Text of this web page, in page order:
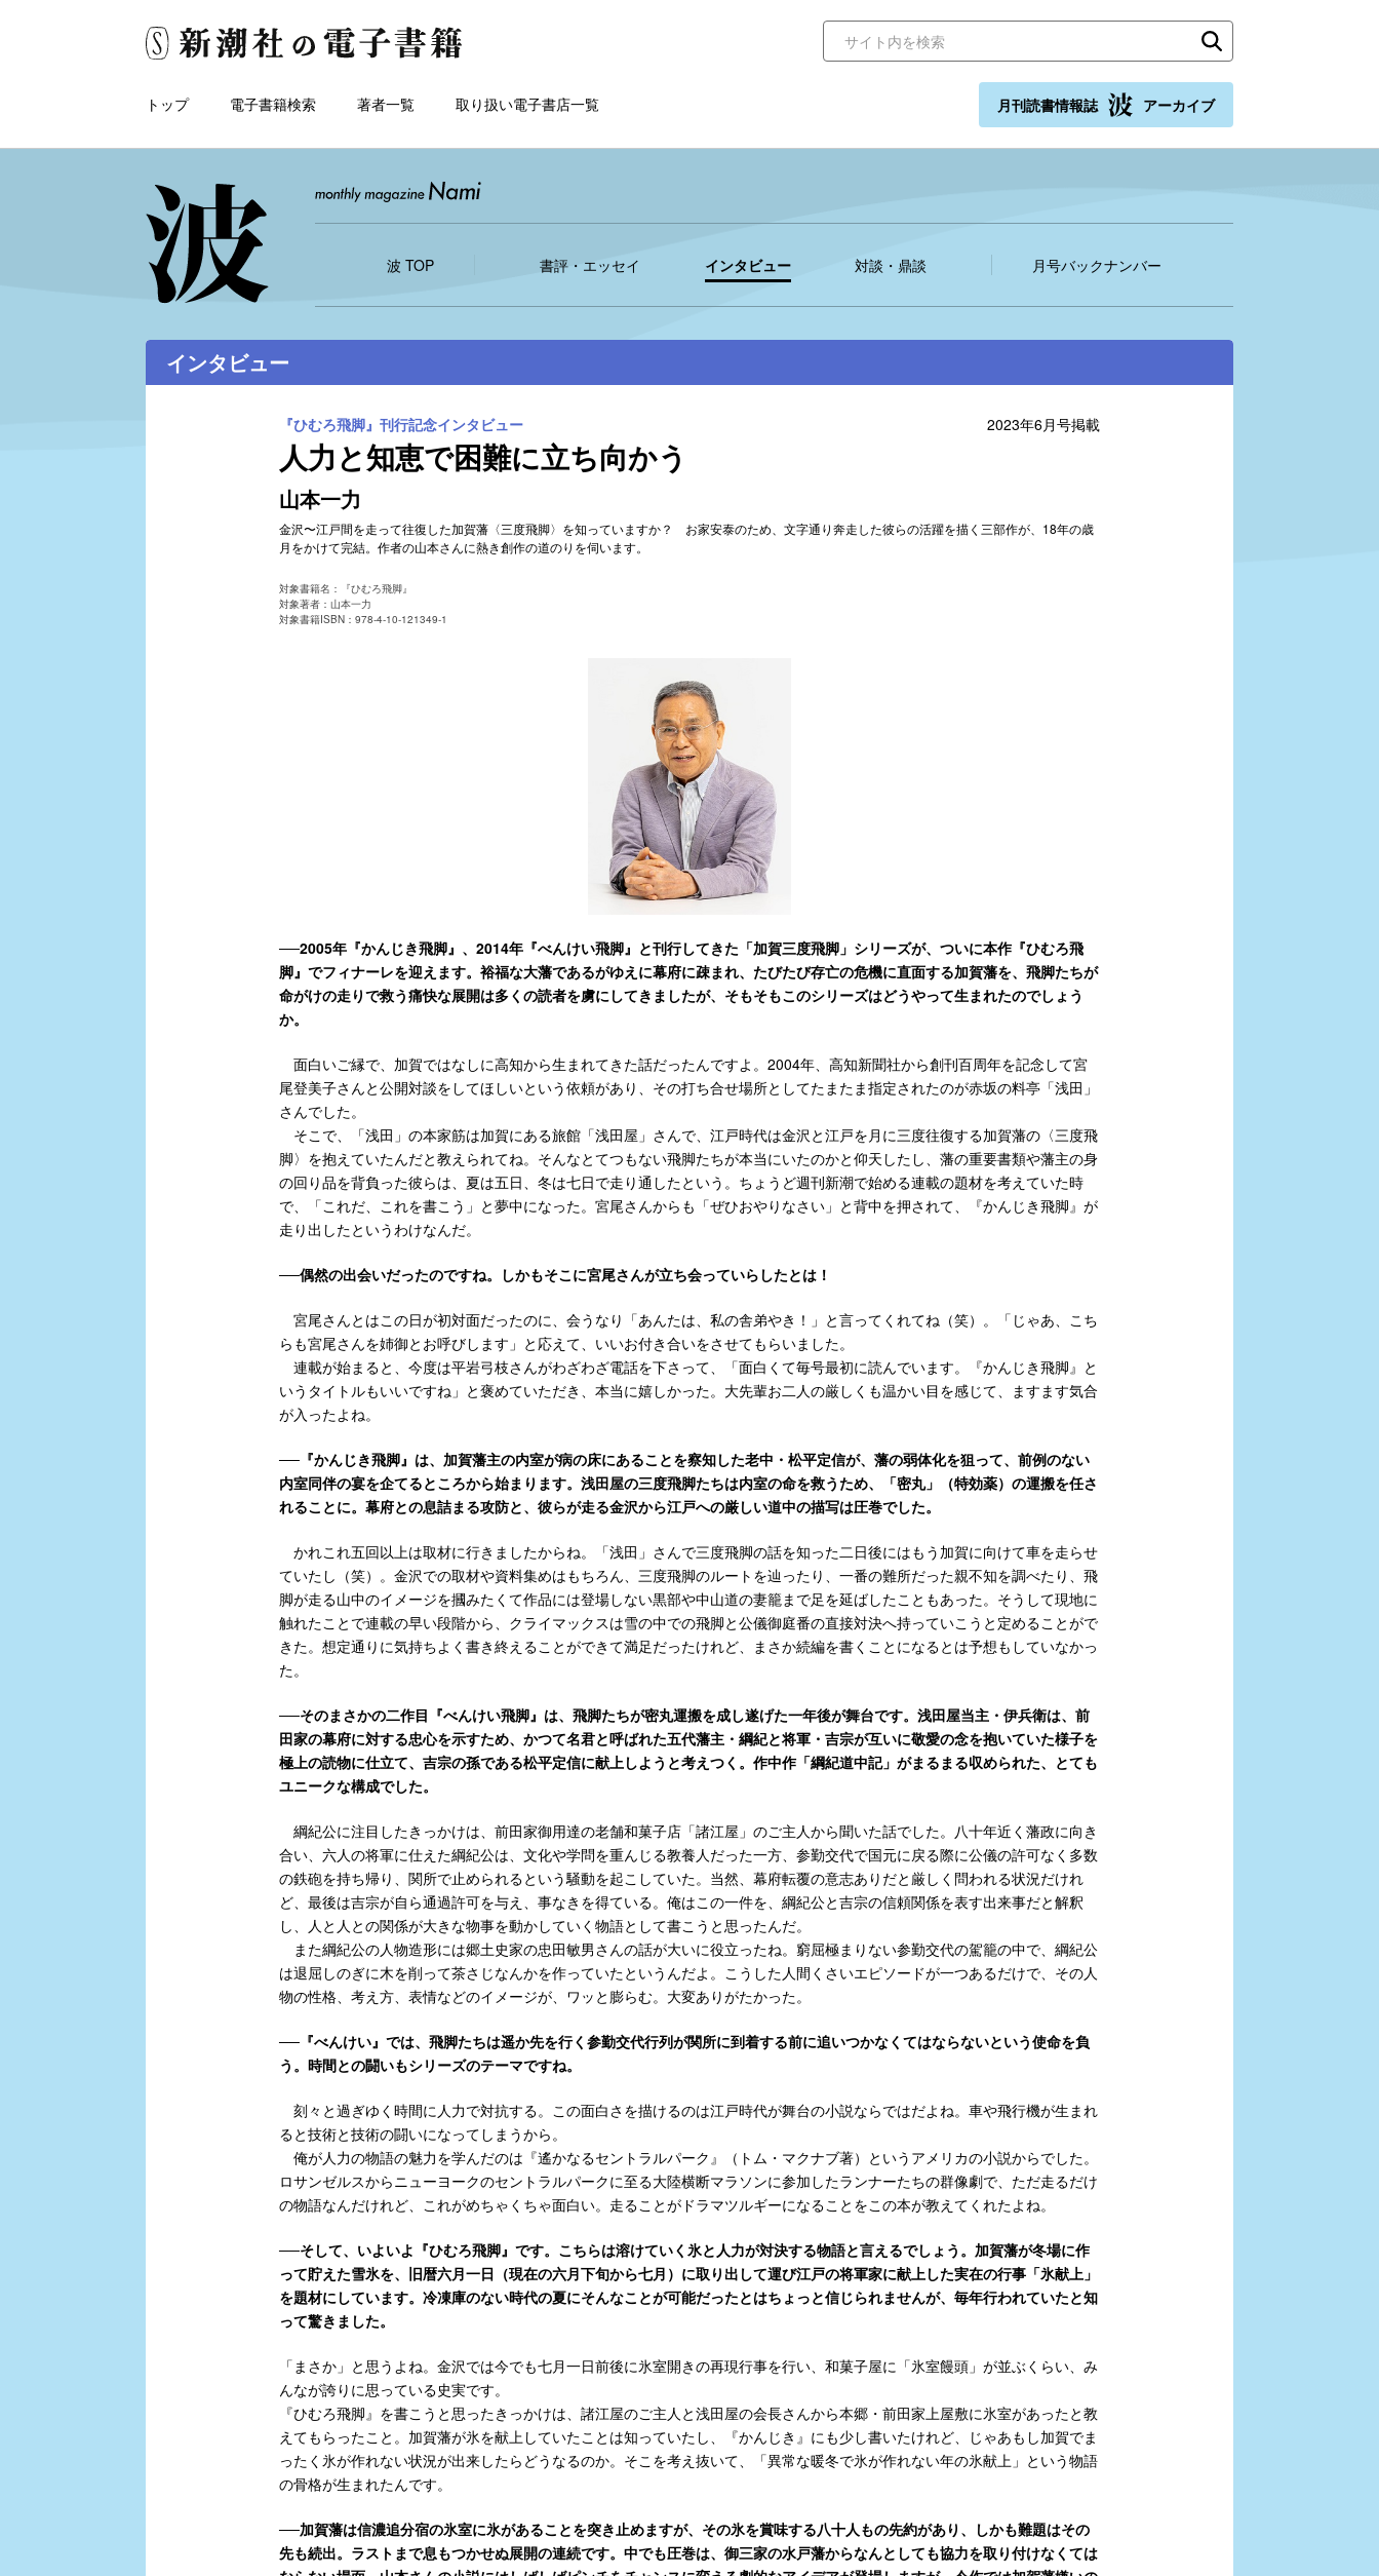
トップ 電子書籍検索 著者一覧 取り扱い電子書店一覧 月刊読書情報誌 アーカイブ
波 TOP 書評・エッセイ インタビュー 対談・鼎談 月号バックナンバー
インタビュー
2023年6月号掲載
『ひむろ飛脚』刊行記念インタビュー
人力と知恵で困難に立ち向かう
山本一力
金沢〜江戸間を走って往復した加賀藩〈三度飛脚〉を知っていますか？ お家安泰のため、文字通り奔走した彼らの活躍を描く三部作が、18年の歳
月をかけて完結。作者の山本さんに熱き創作の道のりを伺います。
対象書籍名：『ひむろ飛脚』
対象著者：山本一力
対象書籍ISBN：978-4-10-121349-1
──2005年『かんじき飛脚』、2014年『べんけい飛脚』と刊行してきた「加賀三度飛脚」シリーズが、ついに本作『ひむろ飛
脚』でフィナーレを迎えます。裕福な大藩であるがゆえに幕府に疎まれ、たびたび存亡の危機に直面する加賀藩を、飛脚たちが
命がけの走りで救う痛快な展開は多くの読者を虜にしてきましたが、そもそもこのシリーズはどうやって生まれたのでしょう
か。
面白いご縁で、加賀ではなしに高知から生まれてきた話だったんですよ。2004年、高知新聞社から創刊百周年を記念して宮
尾登美子さんと公開対談をしてほしいという依頼があり、その打ち合せ場所としてたまたま指定されたのが赤坂の料亭「浅田」
さんでした。
そこで、「浅田」の本家筋は加賀にある旅館「浅田屋」さんで、江戸時代は金沢と江戸を月に三度往復する加賀藩の〈三度飛
脚〉を抱えていたんだと教えられてね。そんなとてつもない飛脚たちが本当にいたのかと仰天したし、藩の重要書類や藩主の身
の回り品を背負った彼らは、夏は五日、冬は七日で走り通したという。ちょうど週刊新潮で始める連載の題材を考えていた時
で、「これだ、これを書こう」と夢中になった。宮尾さんからも「ぜひおやりなさい」と背中を押されて、『かんじき飛脚』が
走り出したというわけなんだ。
──偶然の出会いだったのですね。しかもそこに宮尾さんが立ち会っていらしたとは！
宮尾さんとはこの日が初対面だったのに、会うなり「あんたは、私の舎弟やき！」と言ってくれてね（笑）。「じゃあ、こち
らも宮尾さんを姉御とお呼びします」と応えて、いいお付き合いをさせてもらいました。
連載が始まると、今度は平岩弓枝さんがわざわざ電話を下さって、「面白くて毎号最初に読んでいます。『かんじき飛脚』と
いうタイトルもいいですね」と褒めていただき、本当に嬉しかった。大先輩お二人の厳しくも温かい目を感じて、ますます気合
が入ったよね。
──『かんじき飛脚』は、加賀藩主の内室が病の床にあることを察知した老中・松平定信が、藩の弱体化を狙って、前例のない
内室同伴の宴を企てるところから始まります。浅田屋の三度飛脚たちは内室の命を救うため、「密丸」（特効薬）の運搬を任さ
れることに。幕府との息詰まる攻防と、彼らが走る金沢から江戸への厳しい道中の描写は圧巻でした。
かれこれ五回以上は取材に行きましたからね。「浅田」さんで三度飛脚の話を知った二日後にはもう加賀に向けて車を走らせ
ていたし（笑）。金沢での取材や資料集めはもちろん、三度飛脚のルートを辿ったり、一番の難所だった親不知を調べたり、飛
脚が走る山中のイメージを摑みたくて作品には登場しない黒部や中山道の妻籠まで足を延ばしたこともあった。そうして現地に
触れたことで連載の早い段階から、クライマックスは雪の中での飛脚と公儀御庭番の直接対決へ持っていこうと定めることがで
きた。想定通りに気持ちよく書き終えることができて満足だったけれど、まさか続編を書くことになるとは予想もしていなかっ
た。
──そのまさかの二作目『べんけい飛脚』は、飛脚たちが密丸運搬を成し遂げた一年後が舞台です。浅田屋当主・伊兵衛は、前
田家の幕府に対する忠心を示すため、かつて名君と呼ばれた五代藩主・綱紀と将軍・吉宗が互いに敬愛の念を抱いていた様子を
極上の読物に仕立て、吉宗の孫である松平定信に献上しようと考えつく。作中作「綱紀道中記」がまるまる収められた、とても
ユニークな構成でした。
綱紀公に注目したきっかけは、前田家御用達の老舗和菓子店「諸江屋」のご主人から聞いた話でした。八十年近く藩政に向き
合い、六人の将軍に仕えた綱紀公は、文化や学問を重んじる教養人だった一方、参勤交代で国元に戻る際に公儀の許可なく多数
の鉄砲を持ち帰り、関所で止められるという騒動を起こしていた。当然、幕府転覆の意志ありだと厳しく問われる状況だけれ
ど、最後は吉宗が自ら通過許可を与え、事なきを得ている。俺はこの一件を、綱紀公と吉宗の信頼関係を表す出来事だと解釈
し、人と人との関係が大きな物事を動かしていく物語として書こうと思ったんだ。
また綱紀公の人物造形には郷土史家の忠田敏男さんの話が大いに役立ったね。窮屈極まりない参勤交代の駕籠の中で、綱紀公
は退屈しのぎに木を削って茶さじなんかを作っていたというんだよ。こうした人間くさいエピソードが一つあるだけで、その人
物の性格、考え方、表情などのイメージが、ワッと膨らむ。大変ありがたかった。
──『べんけい』では、飛脚たちは遥か先を行く参勤交代行列が関所に到着する前に追いつかなくてはならないという使命を負
う。時間との闘いもシリーズのテーマですね。
刻々と過ぎゆく時間に人力で対抗する。この面白さを描けるのは江戸時代が舞台の小説ならではだよね。車や飛行機が生まれ
ると技術と技術の闘いになってしまうから。
俺が人力の物語の魅力を学んだのは『遙かなるセントラルパーク』（トム・マクナブ著）というアメリカの小説からでした。
ロサンゼルスからニューヨークのセントラルパークに至る大陸横断マラソンに参加したランナーたちの群像劇で、ただ走るだけ
の物語なんだけれど、これがめちゃくちゃ面白い。走ることがドラマツルギーになることをこの本が教えてくれたよね。
──そして、いよいよ『ひむろ飛脚』です。こちらは溶けていく氷と人力が対決する物語と言えるでしょう。加賀藩が冬場に作
って貯えた雪氷を、旧暦六月一日（現在の六月下旬から七月）に取り出して運び江戸の将軍家に献上した実在の行事「氷献上」
を題材にしています。冷凍庫のない時代の夏にそんなことが可能だったとはちょっと信じられませんが、毎年行われていたと知
って驚きました。
「まさか」と思うよね。金沢では今でも七月一日前後に氷室開きの再現行事を行い、和菓子屋に「氷室饅頭」が並ぶくらい、み
んなが誇りに思っている史実です。
『ひむろ飛脚』を書こうと思ったきっかけは、諸江屋のご主人と浅田屋の会長さんから本郷・前田家上屋敷に氷室があったと教
えてもらったこと。加賀藩が氷を献上していたことは知っていたし、『かんじき』にも少し書いたけれど、じゃあもし加賀でま
ったく氷が作れない状況が出来したらどうなるのか。そこを考え抜いて、「異常な暖冬で氷が作れない年の氷献上」という物語
の骨格が生まれたんです。
──加賀藩は信濃追分宿の氷室に氷があることを突き止めますが、その氷を賞味する八十人もの先約があり、しかも難題はその
先も続出。ラストまで息もつかせぬ展開の連続です。中でも圧巻は、御三家の水戸藩からなんとしても協力を取り付けなくては